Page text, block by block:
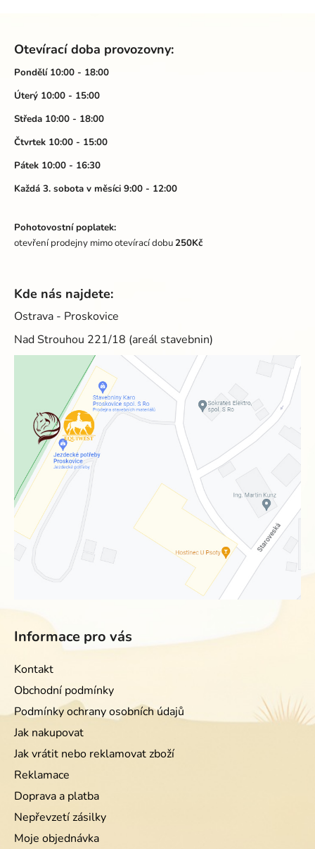
s
Otevírací doba provozovny:
Pondělí 10:00 - 18:00
Úterý 10:00 - 15:00
Středa 10:00 - 18:00
Čtvrtek 10:00 - 15:00
Pátek 10:00 - 16:30
Každá 3. sobota v měsíci 9:00 - 12:00
Pohotovostní poplatek:
otevření prodejny mimo otevírací dobu250Kč
Kde nás najdete:
Ostrava - Proskovice
Nad Strouhou 221/18 (areál stavebnin)
Informace pro vás
Kontakt
Obchodní podmínky
Podmínky ochrany osobních údajů
Jak nakupovat
Jak vrátit nebo reklamovat zboží
Reklamace
Doprava a platba
Nepřevzetí zásilky
Moje objednávka